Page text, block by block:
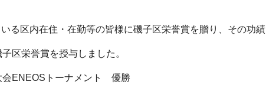
る区内在住・在勤等の皆様に磯子区栄誉賞を贈り、その功績
区栄誉賞を授与しました。
ENEOSトーナメント 優勝